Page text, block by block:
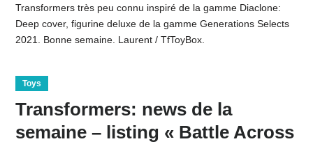
Transformers très peu connu inspiré de la gamme Diaclone:
Deep cover, figurine deluxe de la gamme Generations Selects
2021. Bonne semaine. Laurent / TfToyBox.
Toys
Transformers: news de la
semaine – listing « Battle Across